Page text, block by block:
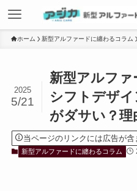
ホーム 新型アルファードに纏わるコラム
新型アルファ
シフトデザ
がダサい？理
2025
5/21
当ページのリンクには広告が含
新型アルファードに纏わるコラム